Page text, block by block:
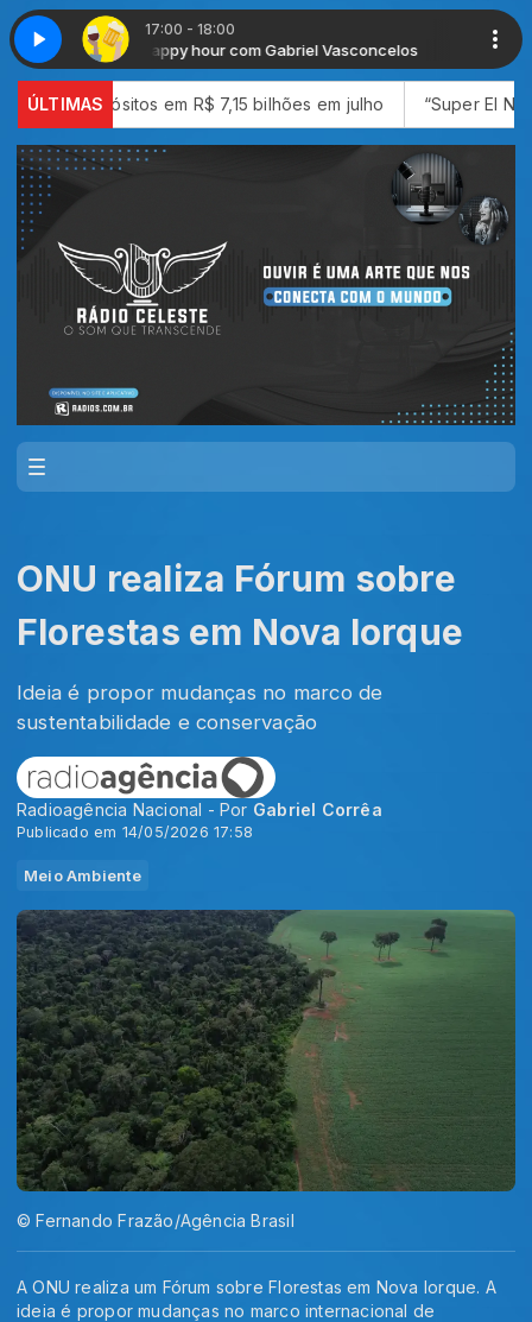
17:00 - 18:00
Happy hour com Gabriel Vasconcelos Happy hour com
ÚLTIMAS
em R$ 7,15 bilhões em julho “Super El Niño" pode
ONU realiza Fórum sobre
Florestas em Nova Iorque
Ideia é propor mudanças no marco de
sustentabilidade e conservação
Radioagência Nacional - Por Gabriel Corrêa
Publicado em 14/05/2026 17:58
Meio Ambiente
© Fernando Frazão/Agência Brasil
A ONU realiza um Fórum sobre Florestas em Nova Iorque. A
ideia é propor mudanças no marco internacional de